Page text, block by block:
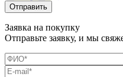
Заявка на покупку
Отправьте заявку, и мы